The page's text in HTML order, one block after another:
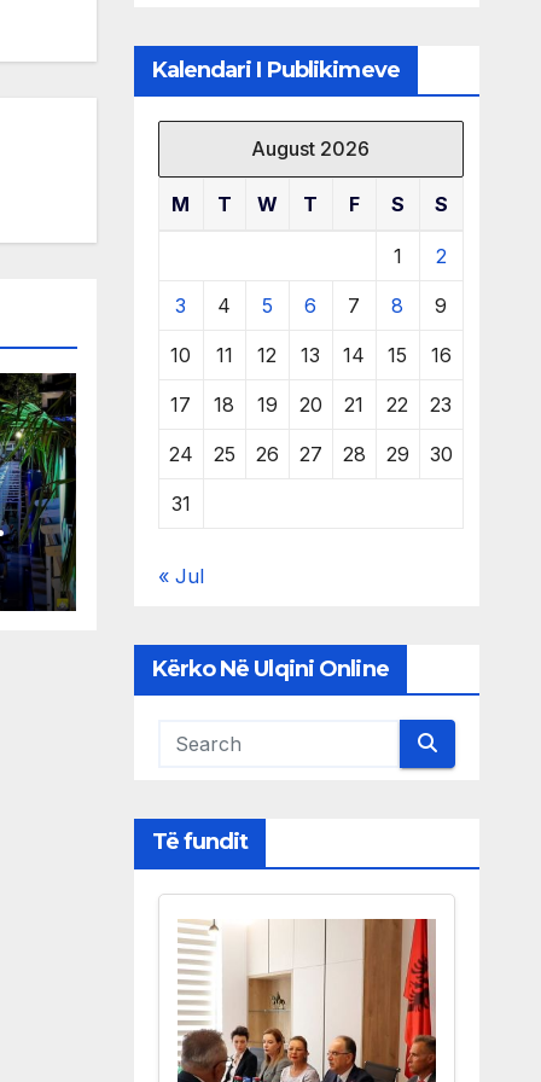
Kalendari I Publikimeve
August 2026
M T W T F S S
1 2
3 4 5 6 7 8 9
10 11 12 13 14 15 16
17 18 19 20 21 22 23
24 25 26 27 28 29 30
31
« Jul
Kërko Në Ulqini Online
Të fundit